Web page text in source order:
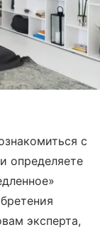
с
определяете
эксперта,